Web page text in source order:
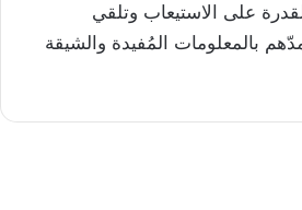
على الاستيعاب وتلقي
بالمعلومات المُفيدة والشيقة